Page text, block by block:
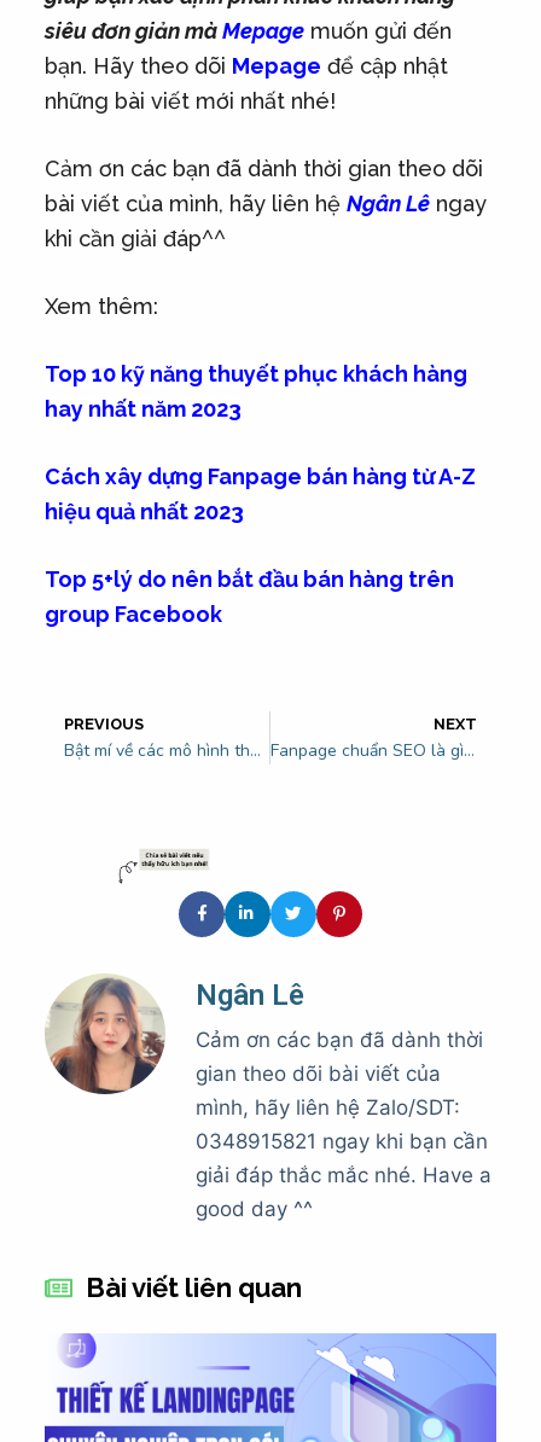
siêu đơn giản màMepagemuốn gửi đến
bạn. Hãy theo dõi Mepage để cập nhật
những bài viết mới nhất nhé!
Cảm ơn các bạn đã dành thời gian theo dõi
bài viết của mình, hãy liên hệ Ngân Lêngay
khi cần giải đáp^^
Xem thêm:
Top 10 kỹ năng thuyết phục khách hàng
hay nhất năm 2023
Cách xây dựng Fanpage bán hàng từ A-Z
hiệu quả nhất 2023
Top 5+lý do nên bắt đầu bán hàng trên
group Facebook
PREVIOUS
Bật mí về các mô hình thương mại điện tử thành công nhất 2023
NEXT
Fanpage chuẩn SEO là gì? Quy trình để xây dựng Fanpage lên top tìm kiếm
Ngân Lê
Cảm ơn các bạn đã dành thời
gian theo dõi bài viết của
mình, hãy liên hệ Zalo/SDT:
0348915821 ngay khi bạn cần
giải đáp thắc mắc nhé. Have a
good day ^^
Bài viết liên quan